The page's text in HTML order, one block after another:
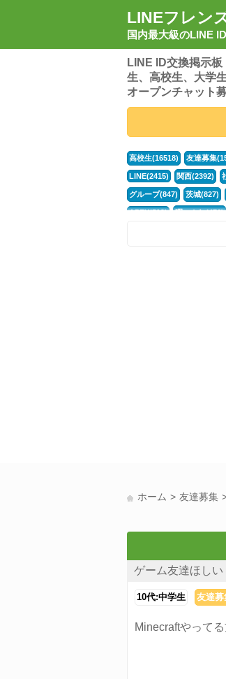
LINEフレン
国内最大級のLINE
LINE ID交換掲示
生、高校生、大学
オープンチャット
高校生(16518) 友達募集
LINE(2415) 関西(2392)
グループ(847) 茨城(827)
APEX(519) 暇つぶし(476)
ホーム 友達募集
ゲーム友達ほしい
10代:中学生 友達募
Minecraftやって